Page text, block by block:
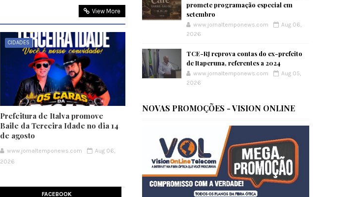
View More
CIDADES
Prefeitura de Italva promove
Baile da Terceira Idade no dia 14
de agosto
www.jornaltemponews.com
Aug 06,
2026
FACEBOOK
promete programação especial em
setembro
www.jornaltemponews.com
Aug 06,
2026
TCE-RJ reprova contas do ex-prefeito
de Itaperuna, referentes a 2024
www.jornaltemponews.com
Aug 05,
2026
NOVAS PROMOÇÕES - VISION ONLINE